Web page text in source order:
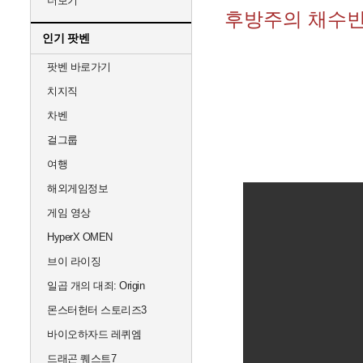
인기 팟벤
팟벤 바로가기
치지직
차벤
걸그룹
여행
해외게임정보
게임 영상
HyperX OMEN
브이 라이징
일곱 개의 대죄: Origin
몬스터헌터 스토리즈3
바이오하자드 레퀴엠
드래곤 퀘스트7
후방주의 채수